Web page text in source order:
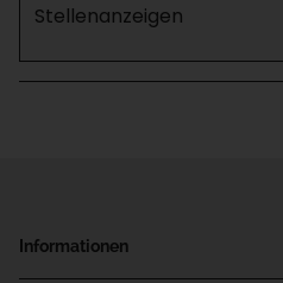
Stellenanzeigen
Informationen